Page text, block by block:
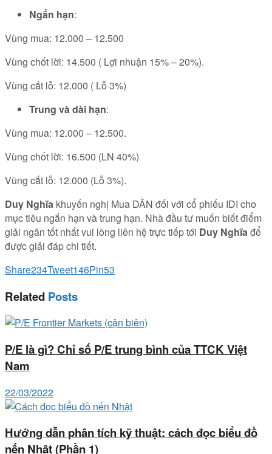
Ngắn hạn:
Vùng mua: 12.000 – 12.500
Vùng chốt lời: 14.500 ( Lợi nhuận 15% – 20%).
Vùng cắt lỗ: 12.000 ( Lỗ 3%)
Trung và dài hạn:
Vùng mua: 12.000 – 12.500.
Vùng chốt lời: 16.500 (LN 40%)
Vùng cắt lỗ: 12.000 (Lỗ 3%).
Duy Nghĩa khuyến nghị Mua DẦN đối với cổ phiếu IDI cho
mục tiêu ngắn hạn và trung hạn. Nhà đầu tư muốn biết điểm
giải ngân tốt nhất vui lòng liên hệ trực tiếp tới Duy Nghĩađể
được giải đáp chi tiết.
Share234Tweet146Pin53
Related Posts
P/E là gì? Chỉ số P/E trung bình của TTCK Việt
Nam
22/03/2022
Hướng dẫn phân tích kỹ thuật: cách đọc biểu đồ
nến Nhật (Phần 1)